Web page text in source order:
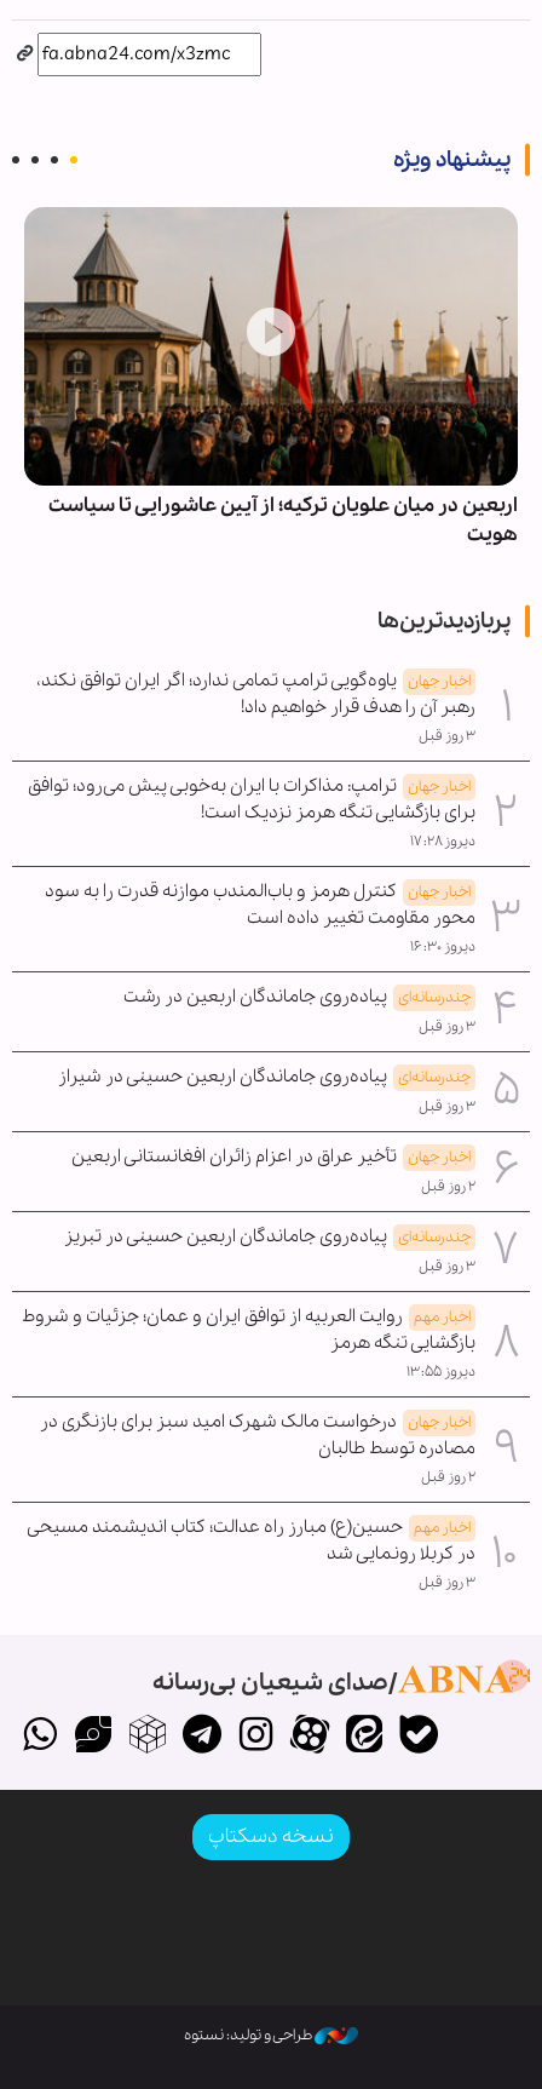
پیشنهاد ویژه
اربعین در میان علویان ترکیه؛ از آیین عاشورایی تا سیاست
هویت
پربازدیدترین‌ها
اخبار جهان یاوه‌گویی ترامپ تمامی ندارد؛ اگر ایران توافق نکند،
رهبر آن را هدف قرار خواهیم داد!
۳ روز قبل
اخبار جهان ترامپ: مذاکرات با ایران به‌خوبی پیش می‌رود؛ توافق
برای بازگشایی تنگه هرمز نزدیک است!
دیروز ۱۷:۲۸
اخبار جهان کنترل هرمز و باب‌المندب موازنه قدرت را به سود
محور مقاومت تغییر داده است
دیروز ۱۶:۳۰
چندرسانه‌ای پیاده‌روی جاماندگان اربعین در رشت
۳ روز قبل
چندرسانه‌ای پیاده‌روی جاماندگان اربعین حسینی در شیراز
۳ روز قبل
اخبار جهان تأخیر عراق در اعزام زائران افغانستانی اربعین
۲ روز قبل
چندرسانه‌ای پیاده‌روی جاماندگان اربعین حسینی در تبریز
۳ روز قبل
اخبار مهم روایت العربیه از توافق ایران و عمان؛ جزئیات و شروط
بازگشایی تنگه هرمز
دیروز ۱۳:۵۵
اخبار جهان درخواست مالک شهرک امید سبز برای بازنگری در
مصادره توسط طالبان
۲ روز قبل
اخبار مهم حسین(ع) مبارز راه عدالت؛ کتاب اندیشمند مسیحی
در کربلا رونمایی شد
۳ روز قبل
صدای شیعیان بی‌رسانه
نسخه دسکتاپ
طراحی و تولید: نستوه